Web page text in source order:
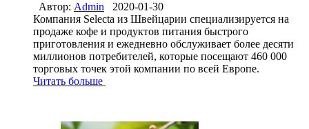
Автор: Admin
2020-01-30
Компания Selecta из Швейцарии специализируется на
продаже кофе и продуктов питания быстрого
приготовления и ежедневно обслуживает более десяти
миллионов потребителей, которые посещают 460 000
торговых точек этой компании по всей Европе.
Читать больше